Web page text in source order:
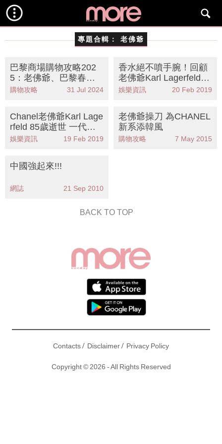
專題合輯： 老佛爺
巴黎商場購物攻略202
5：老佛爺、巴黎春天
等4大必逛百貨品牌折
購物攻略 31 Jul 2024
香水絕不噴手腕！回顧
老佛爺Karl Lagerfeld的
優雅保養之道
娛樂資訊 20 Feb 2019
Chanel老佛爺Karl Lage
rfeld 85歲逝世 一代時
裝界傳奇的完結
娛樂資訊 19 Feb 2019
老佛爺操刀 為CHANEL
新系添韓風
購物攻略 7 May 2015
中國強起來!!!
網誌 21 Sep 2010
BACK TO TOP
Contacts/ Disclaimer/ Privacy Policy
Copyright © 2026 - All Rights Reserved